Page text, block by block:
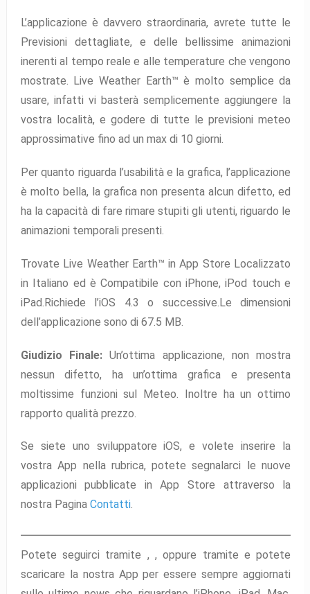
L’applicazione è davvero straordinaria, avrete tutte le
Previsioni dettagliate, e delle bellissime animazioni
inerenti al tempo reale e alle temperature che vengono
mostrate. Live Weather Earth™ è molto semplice da
usare, infatti vi basterà semplicemente aggiungere la
vostra località, e godere di tutte le previsioni meteo
approssimative fino ad un max di 10 giorni.
Per quanto riguarda l’usabilità e la grafica, l’applicazione
è molto bella, la grafica non presenta alcun difetto, ed
ha la capacità di fare rimare stupiti gli utenti, riguardo le
animazioni temporali presenti.
Trovate Live Weather Earth™ in App Store Localizzato
in Italiano ed è Compatibile con iPhone, iPod touch e
iPad.Richiede l’iOS 4.3 o successive.Le dimensioni
dell’applicazione sono di 67.5 MB.
Giudizio Finale: Un’ottima applicazione, non mostra
nessun difetto, ha un’ottima grafica e presenta
moltissime funzioni sul Meteo. Inoltre ha un ottimo
rapporto qualità prezzo.
Se siete uno sviluppatore iOS, e volete inserire la
vostra App nella rubrica, potete segnalarci le nuove
applicazioni pubblicate in App Store attraverso la
nostra Pagina Contatti.
Potete seguirci tramite , ,oppure tramite e potete
scaricare la nostra App per essere sempre aggiornati